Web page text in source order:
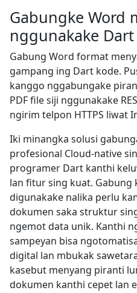
Gabungke Word
nggunakake Dart
Gabung Word format
gampang ing Dart kode.
kanggo nggabungake
PDF file siji nggunakake
ngirim telpon HTTPS liwat
Iki minangka solusi
profesional Cloud-native
programer Dart kanthi
lan fitur sing kuat. Gabung
digunakake nalika perlu
dokumen saka struktur
ngemot data unik. Kanthi
sampeyan bisa
digital lan mbukak
kasebut menyang piranti
dokumen kanthi cepet lan